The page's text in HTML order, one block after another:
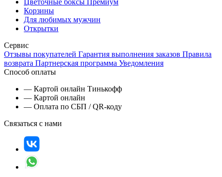
Корзины
Для любимых мужчин
Открытки
Сервис
Отзывы покупателей Гарантия выполнения заказов Правила
возврата Партнерская программа Уведомления
Способ оплаты
— Картой онлайн Тинькофф
— Картой онлайн
— Оплата по СБП / QR-коду
Связаться с нами